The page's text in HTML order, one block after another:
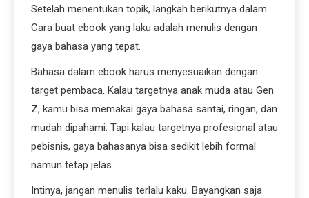
Setelah menentukan topik, langkah berikutnya dalam
Cara buat ebook yang laku adalah menulis dengan
gaya bahasa yang tepat.
Bahasa dalam ebook harus menyesuaikan dengan
target pembaca. Kalau targetnya anak muda atau Gen
Z, kamu bisa memakai gaya bahasa santai, ringan, dan
mudah dipahami. Tapi kalau targetnya profesional atau
pebisnis, gaya bahasanya bisa sedikit lebih formal
namun tetap jelas.
Intinya, jangan menulis terlalu kaku. Bayangkan saja